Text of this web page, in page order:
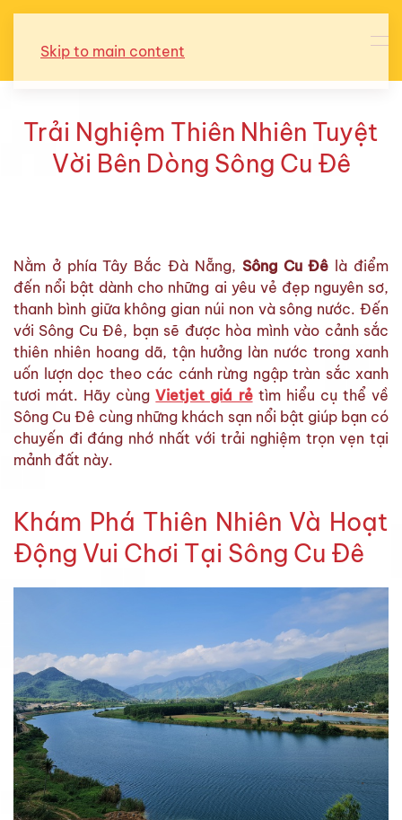
Skip to main content
Trải Nghiệm Thiên Nhiên Tuyệt
Vời Bên Dòng Sông Cu Đê
Nằm ở phía Tây Bắc Đà Nẵng, Sông Cu Đê là điểm
đến nổi bật dành cho những ai yêu vẻ đẹp nguyên sơ,
thanh bình giữa không gian núi non và sông nước. Đến
với Sông Cu Đê, bạn sẽ được hòa mình vào cảnh sắc
thiên nhiên hoang dã, tận hưởng làn nước trong xanh
uốn lượn dọc theo các cánh rừng ngập tràn sắc xanh
tươi mát. Hãy cùngVietjet giá rẻtìm hiểu cụ thể về
Sông Cu Đê cùng những khách sạn nổi bật giúp bạn có
chuyến đi đáng nhớ nhất với trải nghiệm trọn vẹn tại
mảnh đất này.
Khám Phá Thiên Nhiên Và Hoạt
Động Vui Chơi Tại Sông Cu Đê